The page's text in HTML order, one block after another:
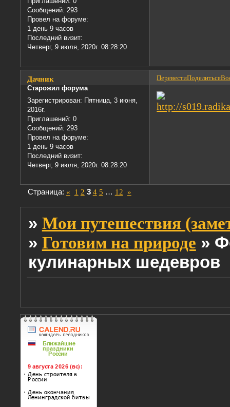
Сообщений: 293
Провел на форуме:
1 день 9 часов
Последний визит:
Четверг, 9 июля, 2020г. 08:28:20
ПеревестиПоделиться
Дачник
Старожил форума
Зарегистрирован: Пятница, 3 июня,
2016г.
Приглашений: 0
Сообщений: 293
Провел на форуме:
1 день 9 часов
Последний визит:
Четверг, 9 июля, 2020г. 08:28:20
Страница: « 1 2 3 4 5 … 12 »
» Мои путешествия
» Готовим на природе »
кулинарных шедевров